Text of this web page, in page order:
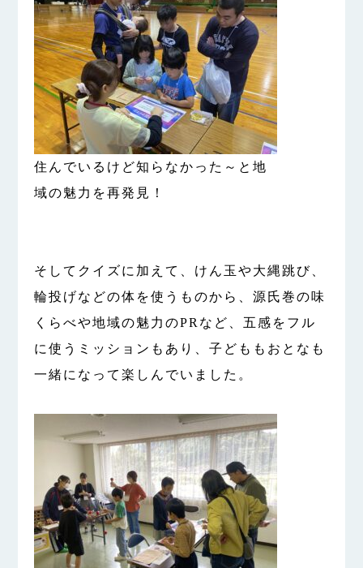
住んでいるけど知らなかった～と地
域の魅力を再発見！
そしてクイズに加えて、けん玉や大縄跳び、
輪投げなどの体を使うものから、源氏巻の味
くらべや地域の魅力のPRなど、五感をフル
に使うミッションもあり、子どももおとなも
一緒になって楽しんでいました。